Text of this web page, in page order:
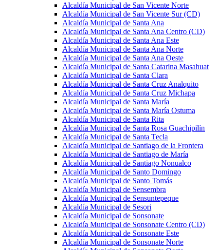
Alcaldía Municipal de San Vicente Norte
Alcaldía Municipal de San Vicente Sur (CD)
Alcaldía Municipal de Santa Ana
Alcaldía Municipal de Santa Ana Centro (CD)
Alcaldía Municipal de Santa Ana Este
Alcaldía Municipal de Santa Ana Norte
Alcaldía Municipal de Santa Ana Oeste
Alcaldía Municipal de Santa Catarina Masahuat
Alcaldía Municipal de Santa Clara
Alcaldía Municipal de Santa Cruz Analquito
Alcaldía Municipal de Santa Cruz Michapa
Alcaldía Municipal de Santa María
Alcaldía Municipal de Santa María Ostuma
Alcaldía Municipal de Santa Rita
Alcaldía Municipal de Santa Rosa Guachipilín
Alcaldía Municipal de Santa Tecla
Alcaldía Municipal de Santiago de la Frontera
Alcaldía Municipal de Santiago de María
Alcaldía Municipal de Santiago Nonualco
Alcaldía Municipal de Santo Domingo
Alcaldía Municipal de Santo Tomás
Alcaldía Municipal de Sensembra
Alcaldía Municipal de Sensuntepeque
Alcaldía Municipal de Sesori
Alcaldía Municipal de Sonsonate
Alcaldía Municipal de Sonsonate Centro (CD)
Alcaldía Municipal de Sonsonate Este
Alcaldía Municipal de Sonsonate Norte